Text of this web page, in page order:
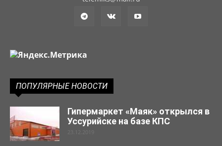
ПОПУЛЯРНЫЕ НОВОСТИ
Гипермаркет «Маяк» открылся в
Уссурийске на базе КПС
23.12.2019